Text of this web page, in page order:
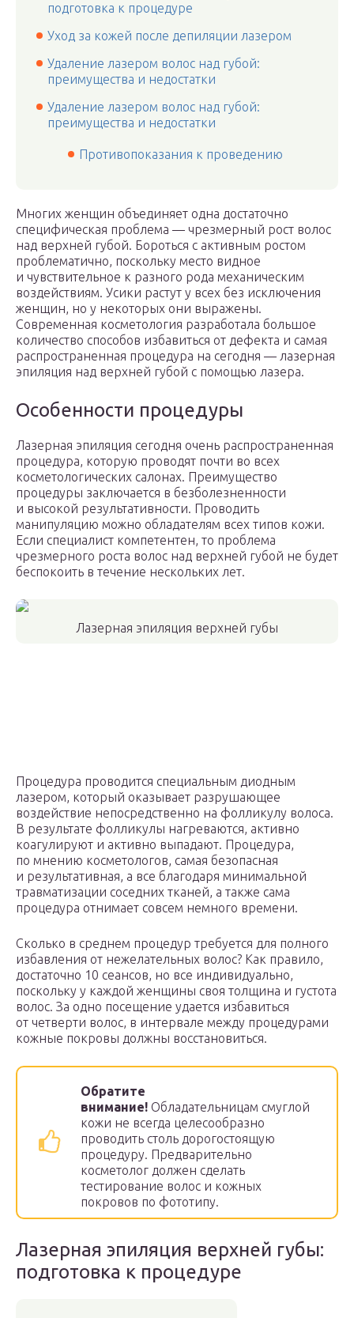
подготовка к процедуре
Уход за кожей после депиляции лазером
Удаление лазером волос над губой:
преимущества и недостатки
Удаление лазером волос над губой:
преимущества и недостатки
Противопоказания к проведению
Многих женщин объединяет одна достаточно
специфическая проблема — чрезмерный рост волос
над верхней губой. Бороться с активным ростом
проблематично, поскольку место видное
и чувствительное к разного рода механическим
воздействиям. Усики растут у всех без исключения
женщин, но у некоторых они выражены.
Современная косметология разработала большое
количество способов избавиться от дефекта и самая
распространенная процедура на сегодня — лазерная
эпиляция над верхней губой с помощью лазера.
Особенности процедуры
Лазерная эпиляция сегодня очень распространенная
процедура, которую проводят почти во всех
косметологических салонах. Преимущество
процедуры заключается в безболезненности
и высокой результативности. Проводить
манипуляцию можно обладателям всех типов кожи.
Если специалист компетентен, то проблема
чрезмерного роста волос над верхней губой не будет
беспокоить в течение нескольких лет.
Лазерная эпиляция верхней губы
Процедура проводится специальным диодным
лазером, который оказывает разрушающее
воздействие непосредственно на фолликулу волоса.
В результате фолликулы нагреваются, активно
коагулируют и активно выпадают. Процедура,
по мнению косметологов, самая безопасная
и результативная, а все благодаря минимальной
травматизации соседних тканей, а также сама
процедура отнимает совсем немного времени.
Сколько в среднем процедур требуется для полного
избавления от нежелательных волос? Как правило,
достаточно 10 сеансов, но все индивидуально,
поскольку у каждой женщины своя толщина и густота
волос. За одно посещение удается избавиться
от четверти волос, в интервале между процедурами
кожные покровы должны восстановиться.
Обратите
внимание! Обладательницам смуглой
кожи не всегда целесообразно
проводить столь дорогостоящую
процедуру. Предварительно
косметолог должен сделать
тестирование волос и кожных
покровов по фототипу.
Лазерная эпиляция верхней губы:
подготовка к процедуре